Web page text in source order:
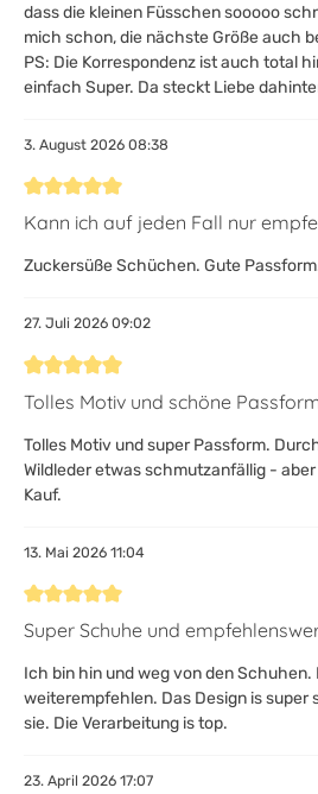
dass die kleinen Füsschen sooooo
mich schon, die nächste Größe auch
PS: Die Korrespondenz ist auch total
einfach Super. Da steckt Liebe
3. August 2026 08:38
Bewertung mit 5 von 5 Sternen
Kann ich auf jeden Fall nur
Zuckersüße Schüchen. Gute
27. Juli 2026 09:02
Bewertung mit 5 von 5 Sternen
Tolles Motiv und schöne
Tolles Motiv und super Passform.
Wildleder etwas schmutzanfällig -
Kauf.
13. Mai 2026 11:04
Bewertung mit 5 von 5 Sternen
Super Schuhe und
Ich bin hin und weg von den Schuhen.
weiterempfehlen. Das Design is super
sie. Die Verarbeitung is top.
23. April 2026 17:07